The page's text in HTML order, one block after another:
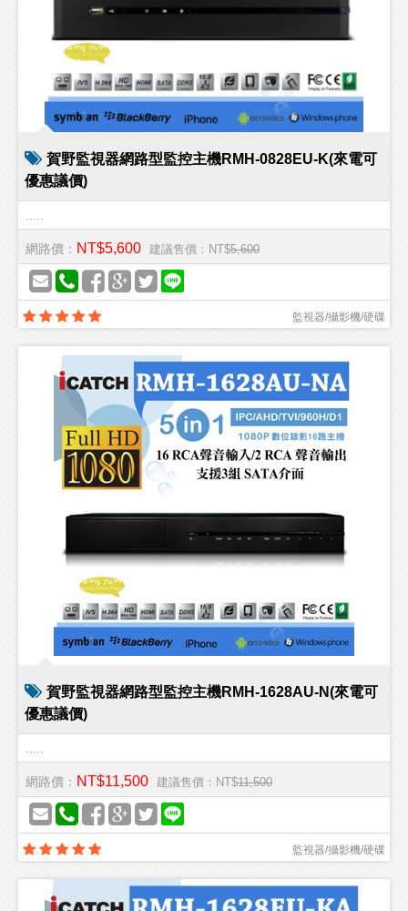
賀野監視器網路型監控主機RMH-0828EU-K(來電可
優惠議價)
網路價： NT$5,600 建議售價：NT$5,600
監視器/攝影機/硬碟
賀野監視器網路型監控主機RMH-1628AU-N(來電可
優惠議價)
網路價： NT$11,500 建議售價：NT$11,500
監視器/攝影機/硬碟